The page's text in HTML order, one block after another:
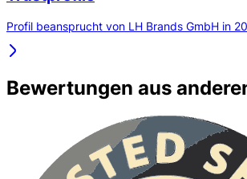
Profil beansprucht von LH Brands GmbH in
Bewertungen aus